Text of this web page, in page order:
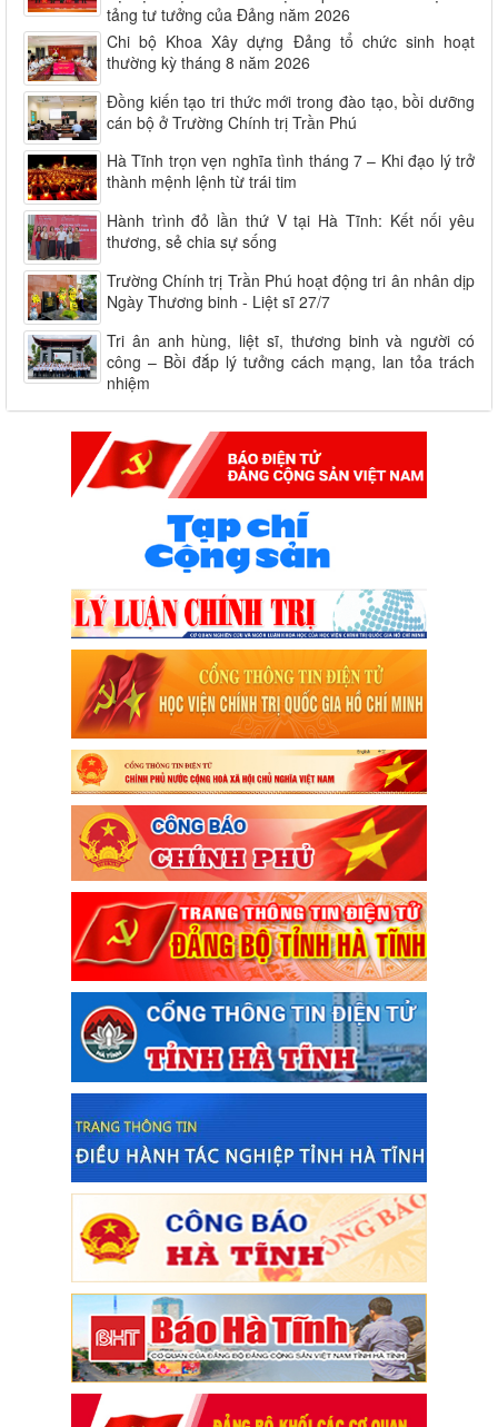
tảng tư tưởng của Đảng năm 2026
Chi bộ Khoa Xây dựng Đảng tổ chức sinh hoạt
thường kỳ tháng 8 năm 2026
Đồng kiến tạo tri thức mới trong đào tạo, bồi dưỡng
cán bộ ở Trường Chính trị Trần Phú
Hà Tĩnh trọn vẹn nghĩa tình tháng 7 – Khi đạo lý trở
thành mệnh lệnh từ trái tim
Hành trình đỏ lần thứ V tại Hà Tĩnh: Kết nối yêu
thương, sẻ chia sự sống
Trường Chính trị Trần Phú hoạt động tri ân nhân dịp
Ngày Thương binh - Liệt sĩ 27/7
Tri ân anh hùng, liệt sĩ, thương binh và người có
công – Bồi đắp lý tưởng cách mạng, lan tỏa trách
nhiệm